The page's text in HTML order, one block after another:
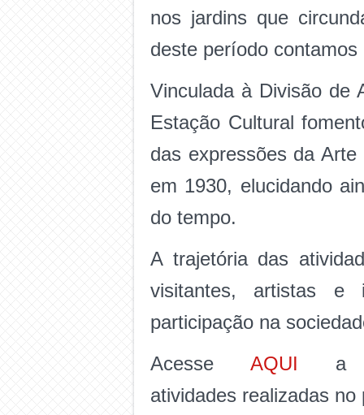
nos jardins que
deste período
Vinculada à Divisão de
Estação Cultural
das expressões da
em 1930, elucidando
do tempo.
A trajetória das
visitantes, artistas e
participação na
Acesse AQUI a
atividades realizadas